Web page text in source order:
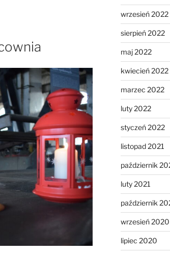
wrzesień 2022
sierpień 2022
maj 2022
kwiecień 2022
marzec 2022
luty 2022
styczeń 2022
listopad 2021
październik
luty 2021
październik
wrzesień 2020
lipiec 2020